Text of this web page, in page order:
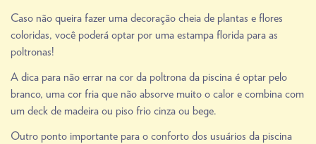
Caso não queira fazer uma decoração cheia de plantas e flores
coloridas, você poderá optar por uma estampa florida para as
poltronas!
A dica para não errar na cor da poltrona da piscina é optar pelo
branco, uma cor fria que não absorve muito o calor e combina com
um deck de madeira ou piso frio cinza ou bege.
Outro ponto importante para o conforto dos usuários da piscina